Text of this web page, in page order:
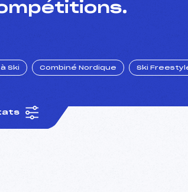
Ski Combiné Nordique Ski